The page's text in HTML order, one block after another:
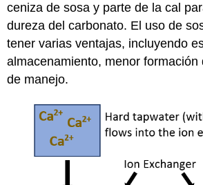
ceniza de sosa y parte de la cal
dureza del carbonato. El uso de
tener varias ventajas, incluyendo
almacenamiento, menor formación
de manejo.